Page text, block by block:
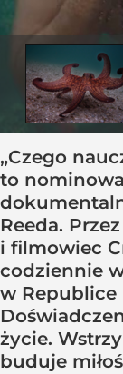
„Czego
to
Reeda.
i filmowiec
codziennie
w Republice
życie.
buduje